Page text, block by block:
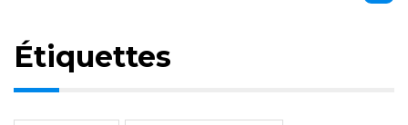
Étiquettes